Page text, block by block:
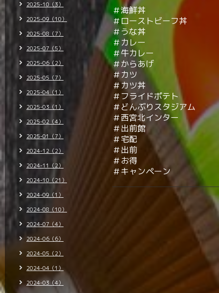
＃海鮮丼
＃ローストビーフ丼
＃うな丼
＃カレー
＃牛カレー
＃からあげ
＃カツ
＃カツ丼
＃フライドポテト
＃どんぶりスタジアム
＃西宮北インター
＃出前館
＃宅配
＃出前
＃お得
＃キャンペーン
2025-10（3）
2025-09（10）
2025-08（7）
2025-07（5）
2025-06（2）
2025-05（7）
2025-04（1）
2025-03（1）
2025-02（4）
2025-01（7）
2024-12（2）
2024-11（2）
2024-10（21）
2024-09（1）
2024-08（10）
2024-07（4）
2024-06（6）
2024-05（2）
2024-04（1）
2024-03（4）